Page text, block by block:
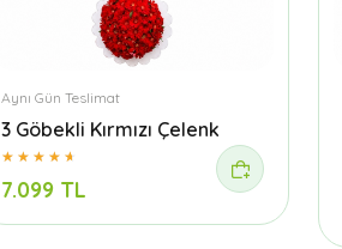
Aynı Gün Teslimat
3 Göbekli Kırmızı Çelenk
7.099 TL